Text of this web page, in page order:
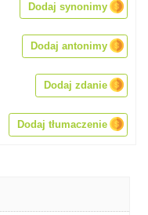
Dodaj synonimy
Dodaj antonimy
Dodaj zdanie
Dodaj tłumaczenie